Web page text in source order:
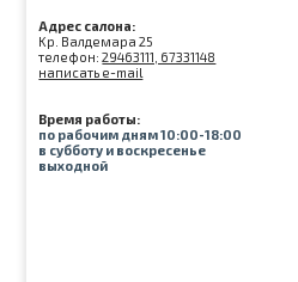
Адрес салона:
Kр. Валдемара 25
телефон:29463111, 67331148
написать e-mail
Время работы:
по рабочим дням 10:00-18:00
в субботу и воскресенье
выходной